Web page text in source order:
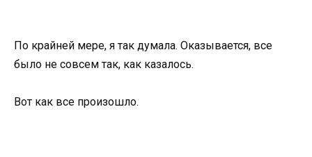
По крайней мере, я так думала. Оказывается, все
было не совсем так, как казалось.
Вот как все произошло.